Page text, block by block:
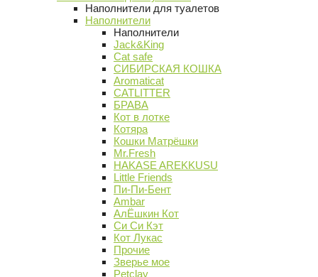
Наполнители для туалетов
Наполнители
Наполнители
Jack&King
Cat safe
СИБИРСКАЯ КОШКА
Aromaticat
CATLITTER
БРАВА
Кот в лотке
Котяра
Кошки Матрёшки
Mr.Fresh
HAKASE AREKKUSU
Little Friends
Пи-Пи-Бент
Ambar
АлЁшкин Кот
Си Си Кэт
Кот Лукас
Прочие
Зверье мое
Petclay